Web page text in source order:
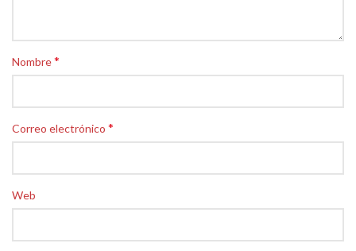
Nombre*
Correo electrónico *
Web